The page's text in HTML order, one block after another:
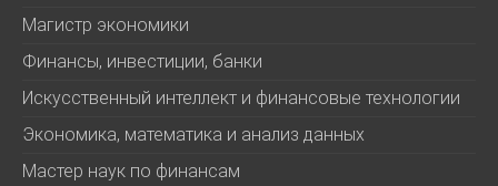
Магистр экономики
Финансы, инвестиции, банки
Искусственный интеллект и финансовые технологии
Экономика, математика и анализ данных
Мастер наук по финансам